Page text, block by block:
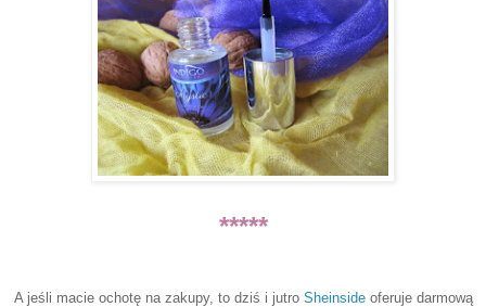
*****
A jeśli macie ochotę na zakupy, to dziś i jutro Sheinsideoferuje darmową